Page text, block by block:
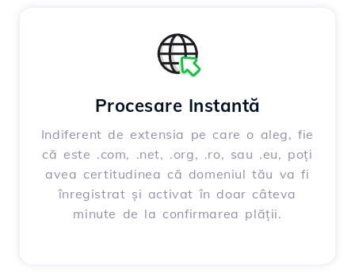
Procesare Instantă
Indiferent de extensia pe care o aleg, fie
că este .com, .net, .org, .ro, sau .eu, poți
avea certitudinea că domeniul tău va fi
înregistrat și activat în doar câteva
minute de la confirmarea plății.